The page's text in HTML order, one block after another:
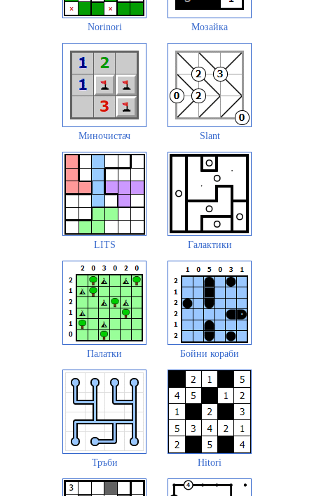
Norinori Мозайка
Миночистач Slant
LITS Галактики
Палатки Бойни кораби
Тръби Hitori